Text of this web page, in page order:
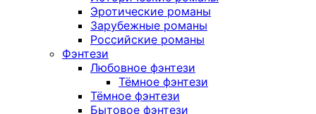
Эротические романы
Зарубежные романы
Российские романы
Фэнтези
Любовное фэнтези
Тёмное фэнтези
Тёмное фэнтези
Бытовое фэнтези